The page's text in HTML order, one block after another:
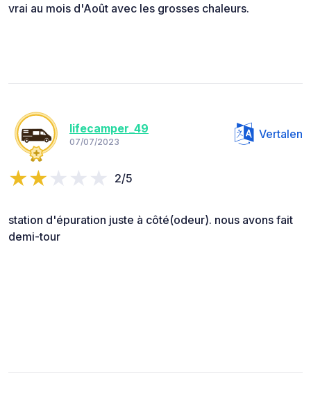
vrai au mois d'Août avec les grosses chaleurs.
lifecamper_49
07/07/2023
Vertalen
2/5
station d'épuration juste à côté(odeur). nous avons fait
demi-tour